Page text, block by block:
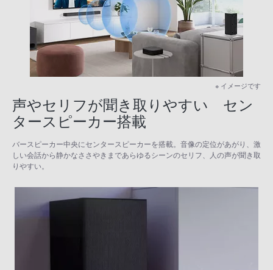
※ イメージです
声やセリフが聞き取りやすい セン
タースピーカー搭載
バースピーカー中央にセンタースピーカーを搭載。音像の定位があがり、激
しい会話から静かなささやきまであらゆるシーンのセリフ、人の声が聞き取
りやすい。